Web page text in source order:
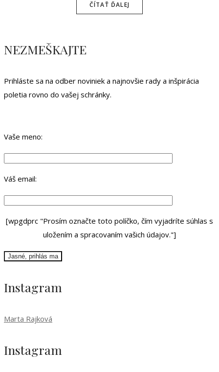
ČÍTAŤ ĎALEJ
NEZMEŠKAJTE
Prihláste sa na odber noviniek a najnovšie rady a inšpirácia
poletia rovno do vašej schránky.
Vaše meno:
Váš email:
[wpgdprc "Prosím označte toto políčko, čím vyjadríte súhlas s
uložením a spracovaním vašich údajov."]
Instagram
Marta Rajková
Instagram